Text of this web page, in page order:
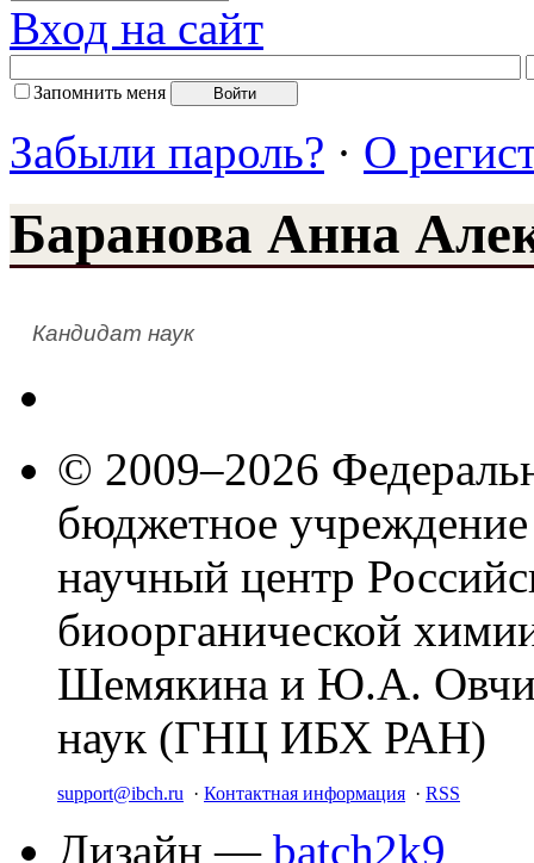
Вход на сайт
Запомнить меня
Забыли пароль? · О
Баранова Анна
Кандидат наук
© 2009–2026
бюджетное
научный центр
биоорганической
Шемякина и Ю.А.
наук (ГНЦ ИБХ РАН)
support@ibch.ru · Контактная информация · RSS
Дизайн — batch2k9